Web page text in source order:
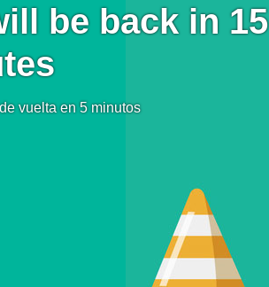
be back in 15
vuelta en 5 minutos